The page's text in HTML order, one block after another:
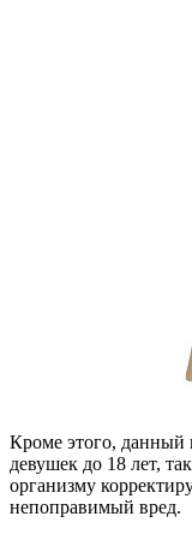
Кроме этого, данный
девушек до 18 лет,
организму
непоправимый вред.